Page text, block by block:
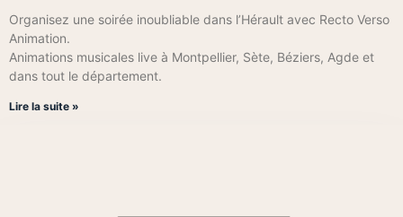
Organisez une soirée inoubliable dans l’Hérault avec Recto Verso
Animation.
Animations musicales live à Montpellier, Sète, Béziers, Agde et
dans tout le département.
Lire la suite »